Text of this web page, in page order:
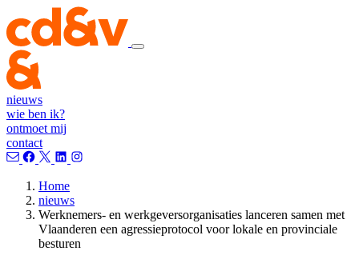
nieuws
wie ben ik?
ontmoet mij
contact
Home
nieuws
Werknemers- en werkgeversorganisaties lanceren samen met
Vlaanderen een agressieprotocol voor lokale en provinciale
besturen